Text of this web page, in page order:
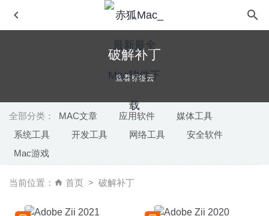
破解补丁
查看标签云
全部分类： MAC文章 应用软件
媒体工具
系统工具
开发工具 网络工具
安全软件
Mac游戏
当前位置： 首页 破解补丁
Vectorworks 2025 Update 7 – 建筑建模设计软件 2025-11-
09
2026-03-22